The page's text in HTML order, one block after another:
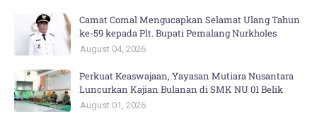
Camat Comal Mengucapkan Selamat Ulang Tahun
ke-59 kepada Plt. Bupati Pemalang Nurkholes
August 04, 2026
Perkuat Keaswajaan, Yayasan Mutiara Nusantara
Luncurkan Kajian Bulanan di SMK NU 01 Belik
August 01, 2026